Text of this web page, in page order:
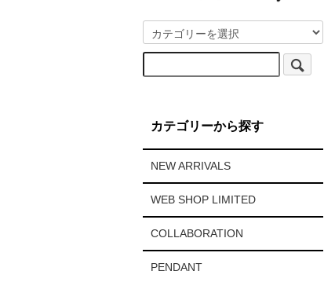
カテゴリーから探す
NEW ARRIVALS
WEB SHOP LIMITED
COLLABORATION
PENDANT